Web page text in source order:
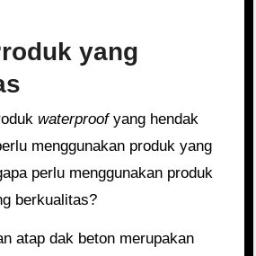
yang
waterproof yang hendak
menggunakan produk yang
perlu menggunakan produk
berkualitas?
atap dak beton merupakan